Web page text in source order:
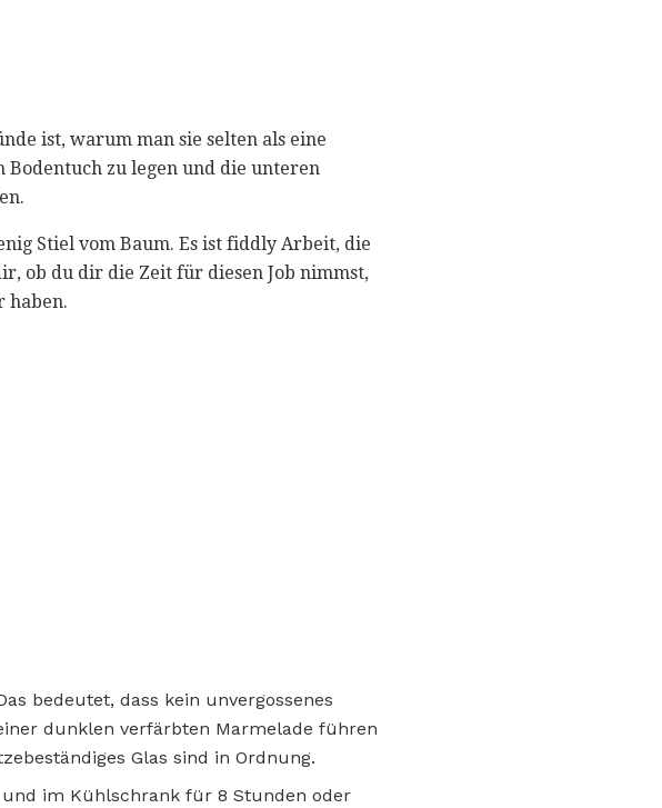
ist, warum man sie selten als eine
zu legen und die unteren
Stiel vom Baum. Es ist fiddly Arbeit, die
ob du dir die Zeit für diesen Job nimmst,
haben.
bedeutet, dass kein unvergossenes
dunklen verfärbten Marmelade führen
Glas sind in Ordnung.
im Kühlschrank für 8 Stunden oder